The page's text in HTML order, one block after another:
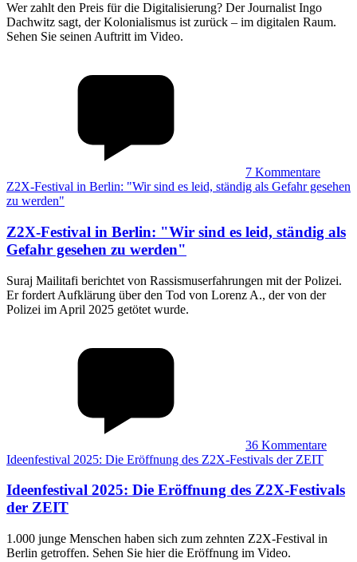
Wer zahlt den Preis für die Digitalisierung? Der Journalist Ingo
Dachwitz sagt, der Kolonialismus ist zurück – im digitalen Raum.
Sehen Sie seinen Auftritt im Video.
7 Kommentare
Z2X-Festival in Berlin: "Wir sind es leid, ständig als Gefahr gesehen
zu werden"
Z2X-Festival in Berlin: "Wir sind es leid, ständig als
Gefahr gesehen zu werden"
Suraj Mailitafi berichtet von Rassismuserfahrungen mit der Polizei.
Er fordert Aufklärung über den Tod von Lorenz A., der von der
Polizei im April 2025 getötet wurde.
36 Kommentare
Ideenfestival 2025: Die Eröffnung des Z2X-Festivals der ZEIT
Ideenfestival 2025: Die Eröffnung des Z2X-Festivals
der ZEIT
1.000 junge Menschen haben sich zum zehnten Z2X-Festival in
Berlin getroffen. Sehen Sie hier die Eröffnung im Video.